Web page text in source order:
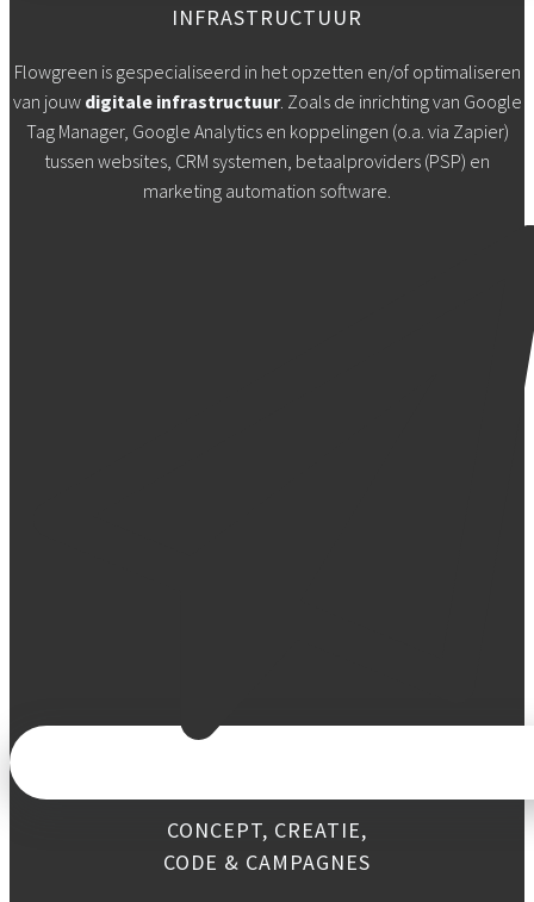
INFRASTRUCTUUR
Flowgreen is gespecialiseerd in het opzetten en/of optimaliseren
van jouw digitale infrastructuur. Zoals de inrichting van Google
Tag Manager, Google Analytics en koppelingen (o.a. via Zapier)
tussen websites, CRM systemen, betaalproviders (PSP) en
marketing automation software.
CONCEPT, CREATIE,
CODE & CAMPAGNES